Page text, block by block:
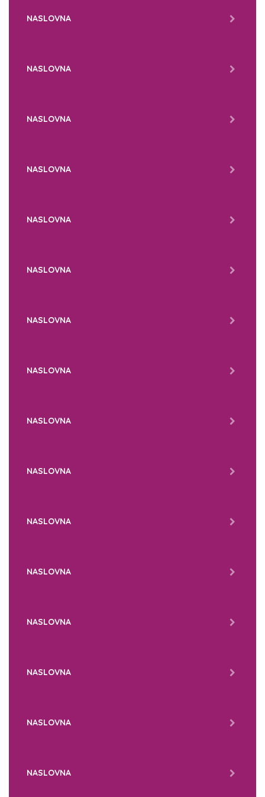
NASLOVNA
NASLOVNA
NASLOVNA
NASLOVNA
NASLOVNA
NASLOVNA
NASLOVNA
NASLOVNA
NASLOVNA
NASLOVNA
NASLOVNA
NASLOVNA
NASLOVNA
NASLOVNA
NASLOVNA
NASLOVNA